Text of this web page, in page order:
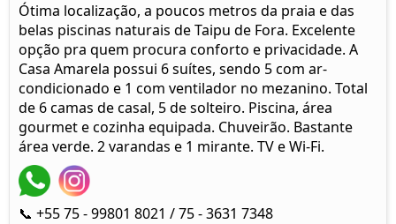
Ótima localização, a poucos metros da praia e das
belas piscinas naturais de Taipu de Fora. Excelente
opção pra quem procura conforto e privacidade. A
Casa Amarela possui 6 suítes, sendo 5 com ar-
condicionado e 1 com ventilador no mezanino. Total
de 6 camas de casal, 5 de solteiro. Piscina, área
gourmet e cozinha equipada. Chuveirão. Bastante
área verde. 2 varandas e 1 mirante. TV e Wi-Fi.
📞 +55 75 - 99801 8021 / 75 - 3631 7348